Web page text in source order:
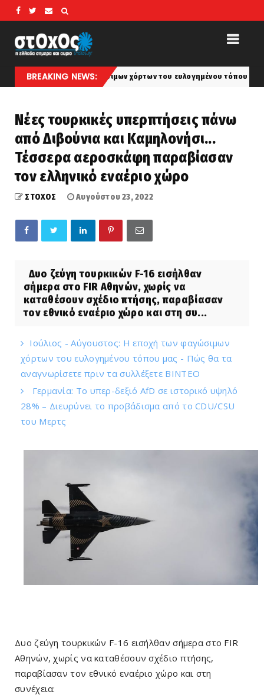
BREAKING NEWS:
των φαγώσιμων χόρτων του ευλογημένου τόπου μας - Πώς θα τα
Νέες τουρκικές υπερπτήσεις πάνω
από Διβούνια και Καμηλονήσι...
Τέσσερα αεροσκάφη παραβίασαν
τον ελληνικό εναέριο χώρο
ΣΤΟΧΟΣ Αυγούστου 23, 2022
Δυο ζεύγη τουρκικών F-16 εισήλθαν
σήμερα στο FIR Αθηνών, χωρίς να
καταθέσουν σχέδιο πτήσης, παραβίασαν
τον εθνικό εναέριο χώρο και στη συ...
Ιούλιος - Αύγουστος: Η εποχή των φαγώσιμων
χόρτων του ευλογημένου τόπου μας - Πώς θα τα
αναγνωρίσετε πριν τα συλλέξετε ΒΙΝΤΕΟ
Γερμανία: Το υπερ-δεξιό AfD σε ιστορικό υψηλό
28% – Διευρύνει το προβάδισμα από το CDU/CSU
του Μερτς
Δυο ζεύγη τουρκικών F-16 εισήλθαν σήμερα στο FIR
Αθηνών, χωρίς να καταθέσουν σχέδιο πτήσης,
παραβίασαν τον εθνικό εναέριο χώρο και στη
συνέχεια: